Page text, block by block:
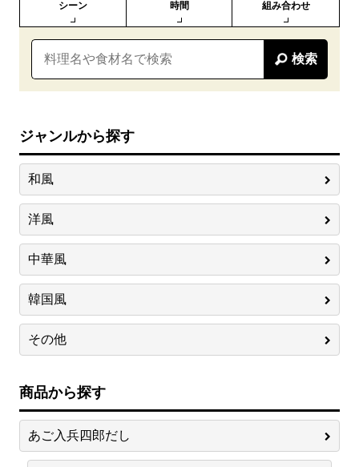
シーン 時間 組み合わせ
検索
ジャンルから探す
和風
洋風
中華風
韓国風
その他
商品から探す
あご入兵四郎だし